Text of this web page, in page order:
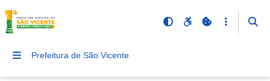
Prefeitura de São Vicente